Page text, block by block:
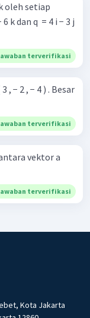
oleh setiap
terverifikasi
, − 2 , − 4 ) . Besar
terverifikasi
vektor a
terverifikasi
Kota Jakarta